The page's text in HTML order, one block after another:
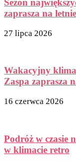
Sezon
zaprasza na
27 lipca 2026
Wakacyjny
Zaspa zaprasza
16 czerwca 2026
Podróż w czasie
w klimacie retro